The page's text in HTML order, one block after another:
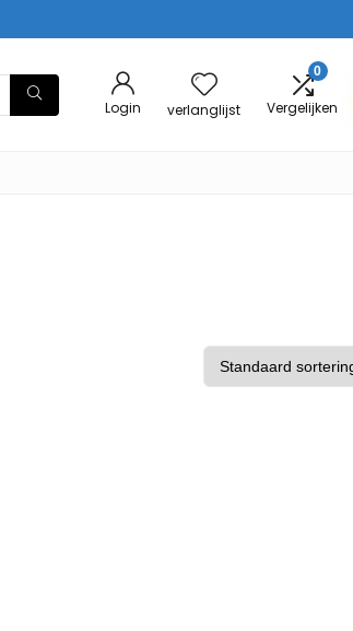
Login verlanglijst
0
Vergelijken